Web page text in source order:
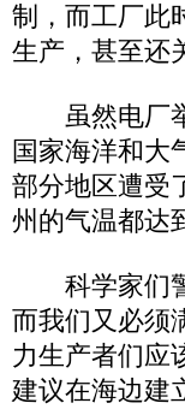
制，而工厂此
生产，甚至还
虽然电厂举
国家海洋和大
部分地区遭受
州的气温都达
科学家们警
而我们又必须
力生产者们应
建议在海边建